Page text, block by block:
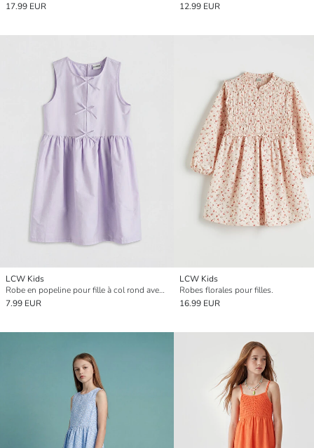
17.99 EUR
12.99 EUR
LCW Kids
Robe en popeline pour fille à col rond avec détail nœud
7.99 EUR
LCW Kids
Robes florales pour filles.
16.99 EUR